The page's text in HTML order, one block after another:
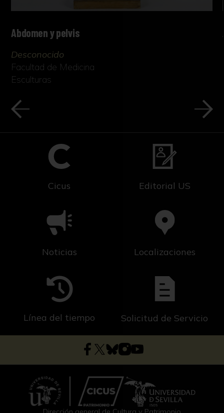
Abdomen y pelvis
Desconocido
Facultad de Medicina
Esculturas
Cicus Editorial US
Noticias Localizaciones
Línea del tiempo Solicitud de Servicio